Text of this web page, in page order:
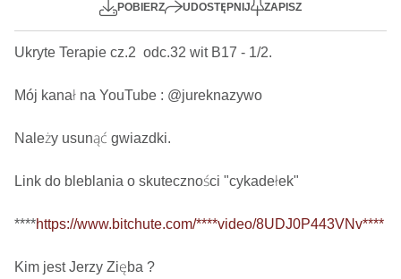
POBIERZ UDOSTĘPNIJ ZAPISZ
Ukryte Terapie cz.2  odc.32 wit B17 - 1/2.
Mój kanał na YouTube : @jureknazywo
Należy usunąć gwiazdki.
Link do bleblania o skuteczności "cykadełek"
****https://www.bitchute.com/****video/8UDJ0P443VNv****
Kim jest Jerzy Zięba ?